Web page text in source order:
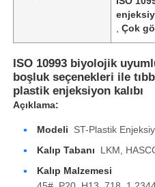
,Çok
ISO 10993 biyolojik
boşluk seçenekleri ile
plastik enjeksiyon kalıbı
Açıklama:
Modeli
ST-Plastik
Kalıp Tabanı
LKM,
Kalıp Malzemesi